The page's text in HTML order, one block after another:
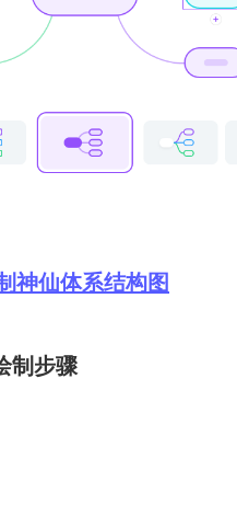
神仙体系结构图
制步骤